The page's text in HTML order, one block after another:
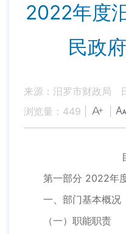
2022年度
民政
来源：汨罗市财政局
浏览量： 449
第一部分 2022年度
一、部门基本概况
（一）职能职责